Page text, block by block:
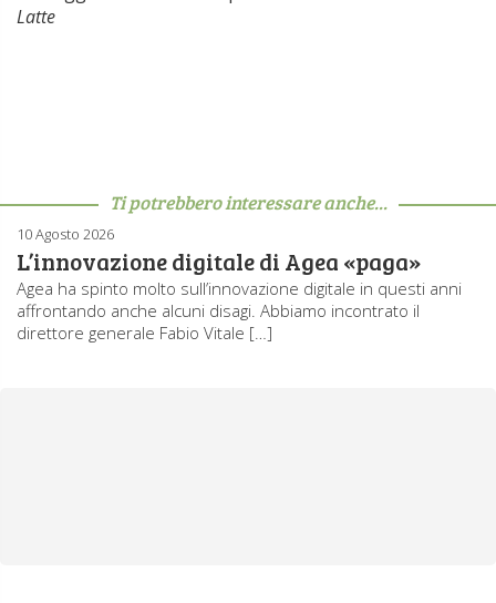
Latte
Ti potrebbero interessare anche...
10 Agosto 2026
L’innovazione digitale di Agea «paga»
Agea ha spinto molto sull’innovazione digitale in questi anni
affrontando anche alcuni disagi. Abbiamo incontrato il
direttore generale Fabio Vitale […]